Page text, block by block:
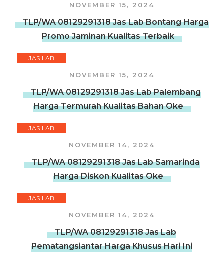
NOVEMBER 15, 2024
TLP/WA 08129291318 Jas Lab Bontang Harga
Promo Jaminan Kualitas Terbaik
JAS LAB
NOVEMBER 15, 2024
TLP/WA 08129291318 Jas Lab Palembang
Harga Termurah Kualitas Bahan Oke
JAS LAB
NOVEMBER 14, 2024
TLP/WA 08129291318 Jas Lab Samarinda
Harga Diskon Kualitas Oke
JAS LAB
NOVEMBER 14, 2024
TLP/WA 08129291318 Jas Lab
Pematangsiantar Harga Khusus Hari Ini